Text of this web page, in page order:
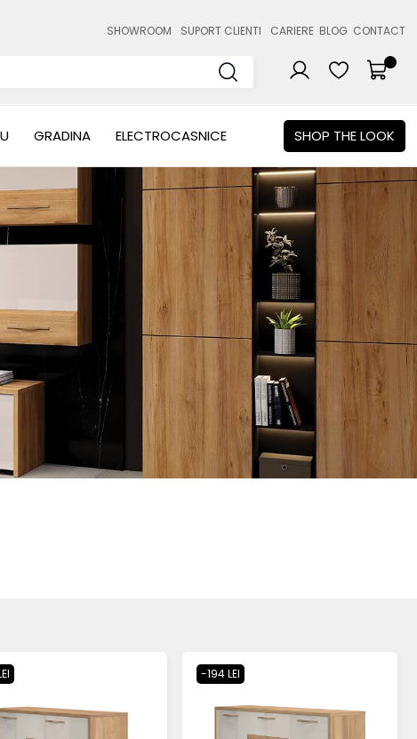
SHOWROOM SUPORT CLIENTI CARIERE BLOG CONTACT
GRADINA ELECTROCASNICE SHOP THE LOOK
-194 LEI